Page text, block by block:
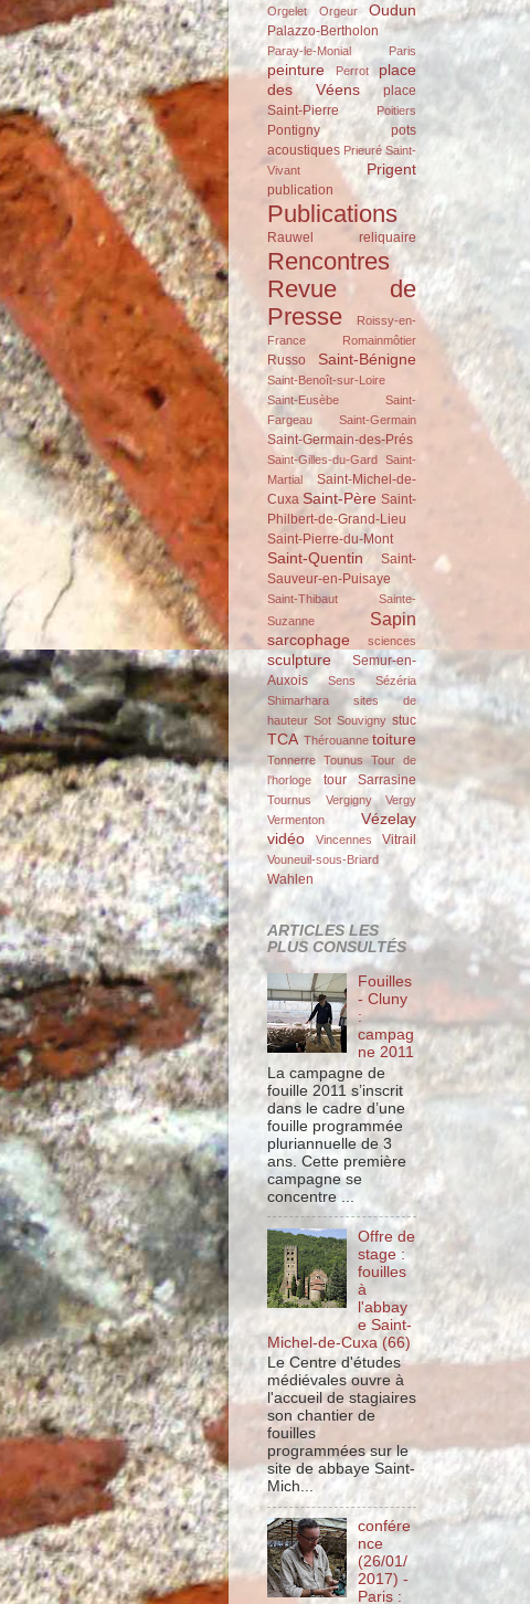
Orgelet
Orgeur Oudun
Palazzo-Bertholon
Paray-le-Monial Paris
peinture Perrot
place
des Véens
place
Saint-Pierre
Poitiers
Pontigny
pots
acoustiques Prieuré Saint-
Vivant
Prigent
publication
Publications
Rauwel reliquaire
Rencontres
Revue de
Presse
Roissy-en-
France
Romainmôtier
Russo Saint-Bénigne
Saint-Benoît-sur-Loire
Saint-Eusèbe
Saint-
Fargeau
Saint-Germain
Saint-Germain-des-Prés
Saint-Gilles-du-Gard Saint-
Martial
Saint-Michel-de-
Cuxa Saint-Père Saint-
Philbert-de-Grand-Lieu
Saint-Pierre-du-Mont
Saint-Quentin
Saint-
Sauveur-en-Puisaye
Saint-Thibaut
Sainte-
Suzanne
Sapin
sarcophage sciences
sculpture
Semur-en-
Auxois
Sens
Sézéria
Shimarhara
sites de
hauteur Sot Souvigny stuc
TCA Thérouanne toiture
Tonnerre Tounus Tour de
l'horloge
tour Sarrasine
Tournus Vergigny
Vergy
Vermenton
Vézelay
vidéo
Vincennes Vitrail
Vouneuil-sous-Briard
Wahlen
ARTICLES LES
PLUS CONSULTÉS
Fouilles
- Cluny
:
campag
ne 2011
La campagne de
fouille 2011 s’inscrit
dans le cadre d’une
fouille programmée
pluriannuelle de 3
ans. Cette première
campagne se
concentre ...
Offre de
stage :
fouilles
à
l'abbay
e Saint-
Michel-de-Cuxa (66)
Le Centre d'études
médiévales ouvre à
l'accueil de stagiaires
son chantier de
fouilles
programmées sur le
site de abbaye Saint-
Mich...
confére
nce
(26/01/
2017) -
Paris :